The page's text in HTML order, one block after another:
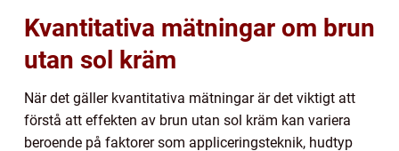
Kvantitativa mätningar om brun
utan sol kräm
När det gäller kvantitativa mätningar är det viktigt att
förstå att effekten av brun utan sol kräm kan variera
beroende på faktorer som appliceringsteknik, hudtyp